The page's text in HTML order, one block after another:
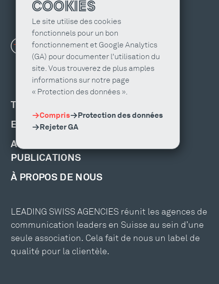
Le site utilise des cookies
fonctionnels pour un bon
fonctionnement et Google Analytics
(GA) pour documenter l'utilisation du
site. Vous trouverez de plus amples
informations sur notre page
« Protection des données ».
Compris
Protection des données
Rejeter GA
TROUVER UNE AGENCE
EMPLOIS ET FORMATION
ACTUALITÉS, ÉVÉNEMENTS ET
PUBLICATIONS
À PROPOS DE NOUS
LEADING SWISS AGENCIES réunit les agences de
communication leaders en Suisse au sein d’une
seule association. Cela fait de nous un label de
qualité pour la clientèle.